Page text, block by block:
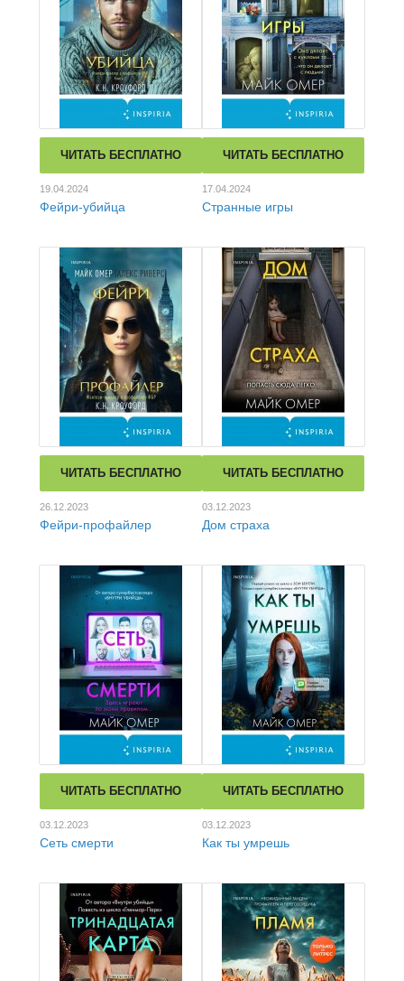
ЧИТАТЬ БЕСПЛАТНО
19.04.2024
Фейри-убийца
ЧИТАТЬ БЕСПЛАТНО
17.04.2024
Странные игры
ЧИТАТЬ БЕСПЛАТНО
26.12.2023
Фейри-профайлер
ЧИТАТЬ БЕСПЛАТНО
03.12.2023
Дом страха
ЧИТАТЬ БЕСПЛАТНО
03.12.2023
Сеть смерти
ЧИТАТЬ БЕСПЛАТНО
03.12.2023
Как ты умрешь